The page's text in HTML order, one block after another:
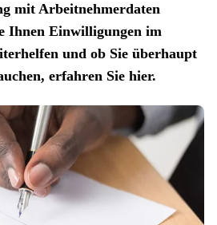
mit Arbeitnehmerdaten
Ihnen Einwilligungen im
und ob Sie überhaupt
erfahren Sie hier.